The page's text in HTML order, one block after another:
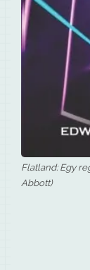
Flatland: Egy
Abbott)